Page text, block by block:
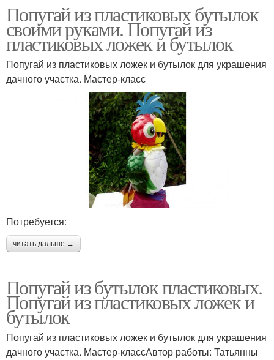
Попугай из пластиковых бутылок
своими руками. Попугай из
пластиковых ложек и бутылок
Попугай из пластиковых ложек и бутылок для украшения
дачного участка. Мастер-класс
Потребуется:
читать дальше →
Попугай из бутылок пластиковых.
Попугай из пластиковых ложек и
бутылок
Попугай из пластиковых ложек и бутылок для украшения
дачного участка. Мастер-классАвтор работы: Татьянны